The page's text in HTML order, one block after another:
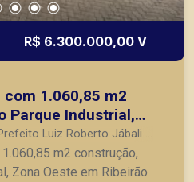
R$ 6.300.000,00 V
1.060,85 m2
Parque Industrial,
Preto/SP.
Luiz Roberto Jábali -
m2 construção,
Zona Oeste em Ribeirão